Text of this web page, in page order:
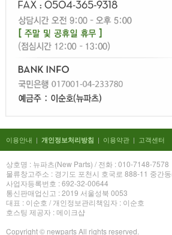
이용안내 | 개인정보처리방침 | 이용약관 | 고객센터
상호명 : 뉴파츠(New Parts) / 전화 : 010-7148-7578
물류창고주소 : 경기도 포천시 호국로 888-11 중간
사업자등록번호 : 692-32-00644
통신판매업신고 : 2019 서울성북 0053
대표 : 이순호 / 개인정보관리책임자 : 이순호
호스팅 제공자 : 메이크샵
Copyright © newparts All rights reserved.